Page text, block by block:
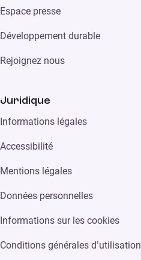
Espace presse
Développement durable
Rejoignez nous
Juridique
Informations légales
Accessibilité
Mentions légales
Données personnelles
Informations sur les cookies
Conditions générales d’utilisation